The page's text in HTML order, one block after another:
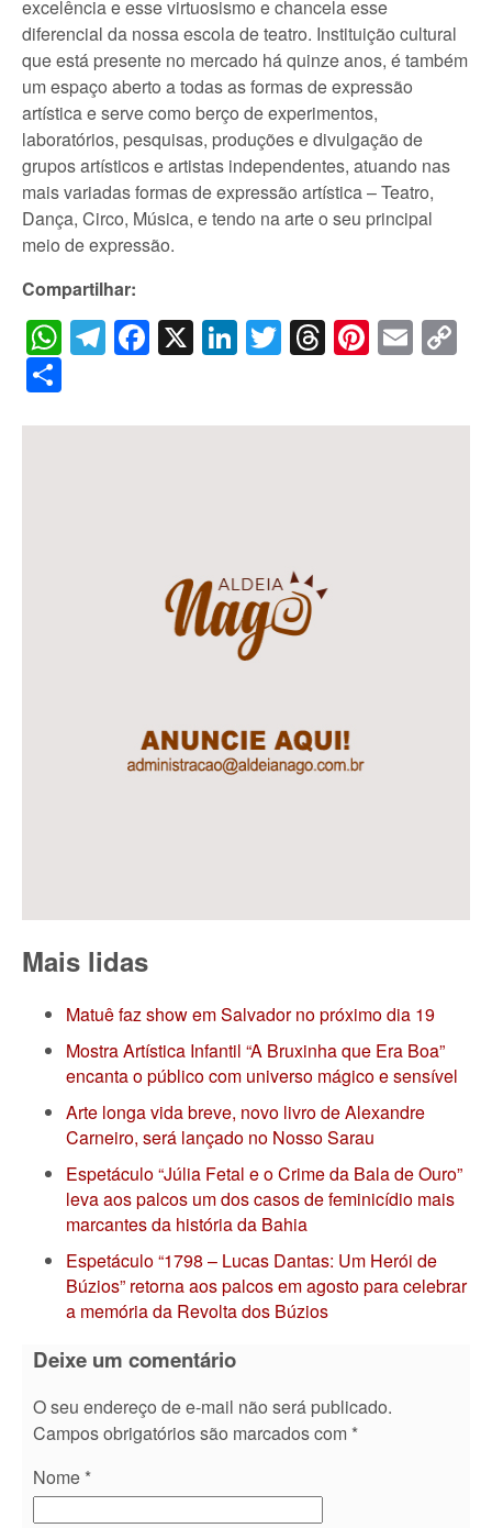
excelência e esse virtuosismo e chancela esse
diferencial da nossa escola de teatro. Instituição cultural
que está presente no mercado há quinze anos, é também
um espaço aberto a todas as formas de expressão
artística e serve como berço de experimentos,
laboratórios, pesquisas, produções e divulgação de
grupos artísticos e artistas independentes, atuando nas
mais variadas formas de expressão artística – Teatro,
Dança, Circo, Música, e tendo na arte o seu principal
meio de expressão.
Compartilhar:
WhatsApp
Telegram
Facebook
X LinkedIn
Twitter
Threads
Mais lidas
Matuê faz show em Salvador no próximo dia 19
Mostra Artística Infantil “A Bruxinha que Era Boa”
encanta o público com universo mágico e sensível
Arte longa vida breve, novo livro de Alexandre
Carneiro, será lançado no Nosso Sarau
Espetáculo “Júlia Fetal e o Crime da Bala de Ouro”
leva aos palcos um dos casos de feminicídio mais
marcantes da história da Bahia
Espetáculo “1798 – Lucas Dantas: Um Herói de
Búzios” retorna aos palcos em agosto para celebrar
a memória da Revolta dos Búzios
Deixe um comentário
O seu endereço de e-mail não será publicado.
Campos obrigatórios são marcados com *
Nome *